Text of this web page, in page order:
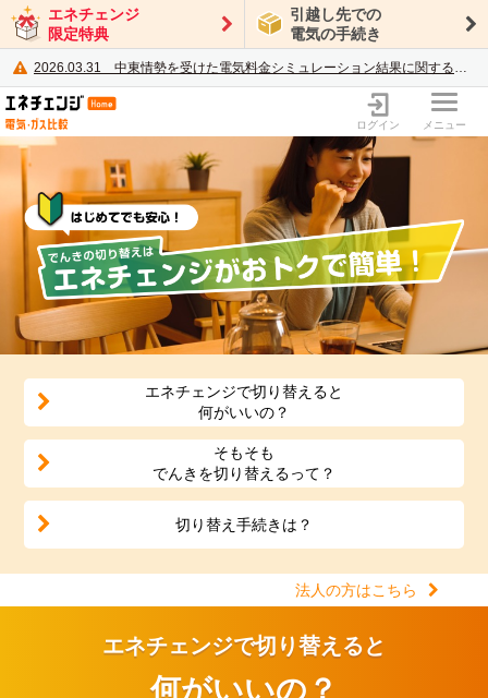
エネチェンジ
限定特典
引越し先での
電気の手続き
2026.03.31 中東情勢を受けた電気料金シミュレーション結果に関するご案内
電力・ガス比較サイト エネチェンジ
ログイン メニュー
エネチェンジで切り替えると
何がいいの？
そもそも
でんきを切り替えるって？
切り替え手続きは？
法人の方はこちら
エネチェンジで切り替えると
何がいいの？